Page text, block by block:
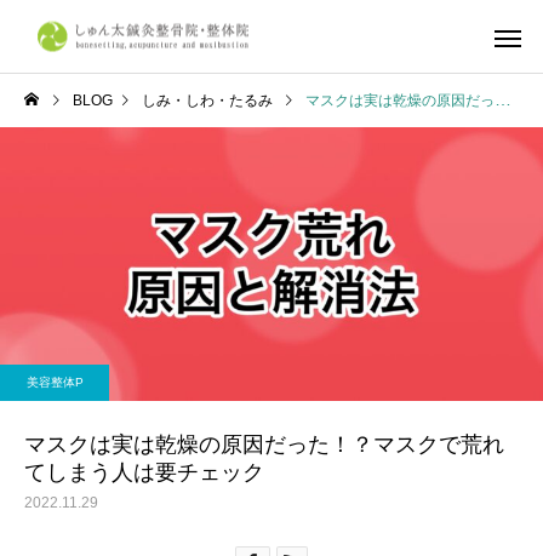
体の症状について
京都市で整体ならしゅん太
鍼灸整骨院・整体院へ
不調改善
合・合宿・遠征後の疲
復とコンディショニン
BLOG しみ・しわ・たるみ マスクは実は乾燥の原因だった！？マスクで荒れてしまう人は要チェック
美容整体P
マスクは実は乾燥の原因だった！？マスクで荒れ
てしまう人は要チェック
2022.11.29